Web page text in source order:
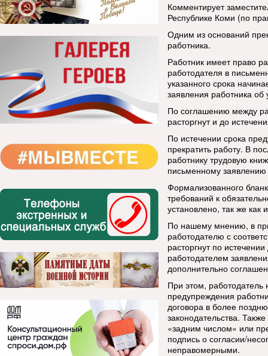
Комментирует
Республике Коми (по
Одним из оснований
работника.
Работник имеет право
работодателя в
указанного срока
заявления работника об
По соглашению между
расторгнут и до
По истечении срока
прекратить работу. В
работнику трудовую
письменному заявлению
Формализованного
требований к
установлено, так же
По нашему мнению, в
работодателю с
расторгнут по
работодателем
дополнительно
При этом, работодатель
предупреждения
договора в более
законодательства.
«задним числом» или
подпись о согласии/
неправомерными.